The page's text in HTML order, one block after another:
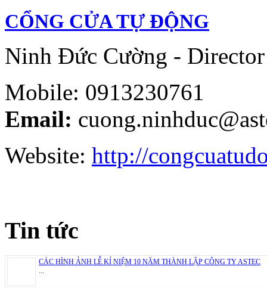
CỔNG CỬA TỰ ĐỘNG
Ninh Đức Cường - Director
Mobile: 0913230761
Email:
Website: http://
Tin tức
CÁC HÌNH ẢNH LỄ KỈ NIỆM 10 NĂM THÀNH LẬP CÔNG TY ASTEC
...